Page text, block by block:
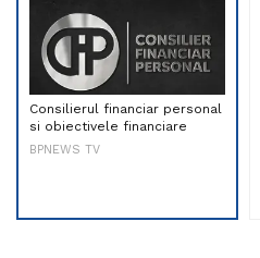
Consilierul financiar personal
si obiectivele financiare
BPNEWS TV